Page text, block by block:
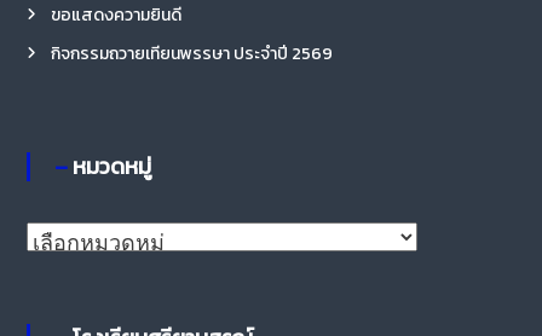
ขอแสดงความยินดี
กิจกรรมถวายเทียนพรรษา ประจำปี 2569
– หมวดหมู่